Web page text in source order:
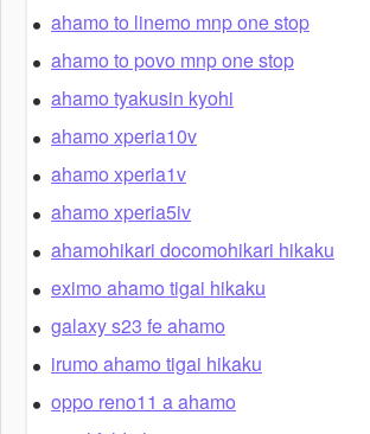
ahamo to linemo mnp one stop
ahamo to povo mnp one stop
ahamo tyakusin kyohi
ahamo xperia10v
ahamo xperia1v
ahamo xperia5iv
ahamohikari docomohikari hikaku
eximo ahamo tigai hikaku
galaxy s23 fe ahamo
irumo ahamo tigai hikaku
oppo reno11 a ahamo